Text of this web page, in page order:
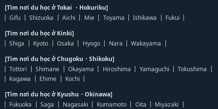
[Tìm nơi du học ở Tokai ・Hokuriku]
Gifu
Shizuoka Aichi Mie Toyama Ishikawa
Fukui
[Tìm nơi du học ở Kinki]
Shiga
Kyoto Osaka Hyogo Nara
Wakayama
[Tìm nơi du học ở Chugoku・Shikoku]
Tottori
Shimane Okayama Hiroshima Yamaguchi
Tokushima
Kagawa
Ehime
Kochi
[Tìm nơi du học ở Kyushu・Okinawa]
Fukuoka
Saga Nagasaki Kumamoto Oita
Miyazaki